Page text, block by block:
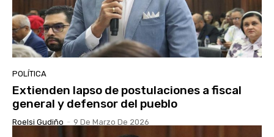
POLÍTICA
Extienden lapso de postulaciones a fiscal
general y defensor del pueblo
Roelsi Gudiño - 9 De Marzo De 2026